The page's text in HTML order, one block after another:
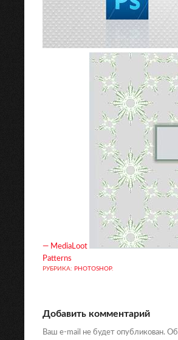
— MediaLoot
Patterns
РУБРИКА: PHOTOSHOP.
Добавить комментарий
Ваш e-mail не будет опубликован.